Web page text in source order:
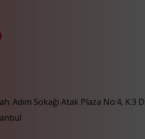
Adım Sokağı Atak Plaza No:4, K:3